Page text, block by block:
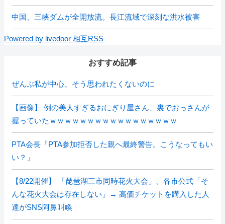
中国、三峡ダムが全開放流。長江流域で深刻な洪水被害
Powered by livedoor 相互RSS
おすすめ記事
ぜんぶ私が中心、そう思われたくないのに
【画像】 例の美人すぎるおにぎり屋さん、裏でおっさんが
握っていたｗｗｗｗｗｗｗｗｗｗｗｗｗｗｗｗｗ
PTA会長「PTA参加拒否した親へ最終警告。こうなってもい
い？」
【8/22開催】 「琵琶湖三市同時花火大会」、各市公式「そ
んな花火大会は存在しない」→ 高価チケットを購入した人
達がSNS阿鼻叫喚